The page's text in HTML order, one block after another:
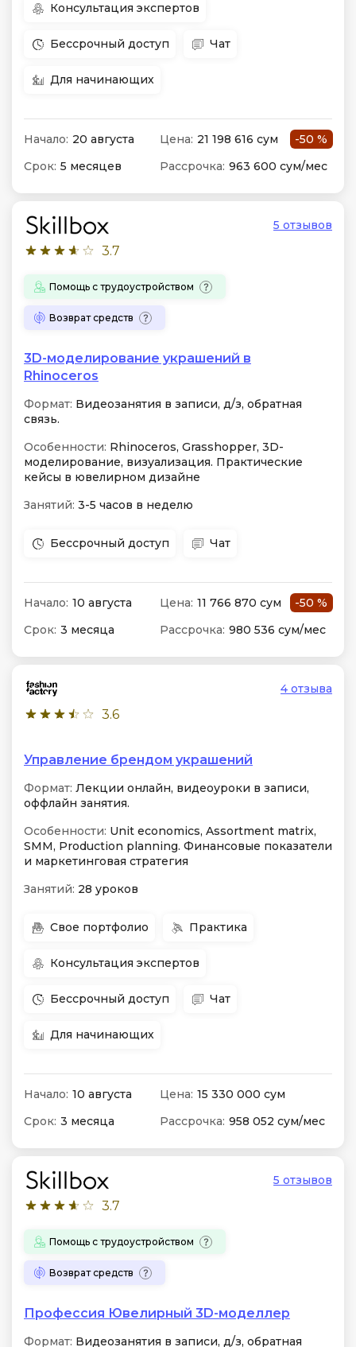
Консультация экспертов
Бессрочный доступ Чат
Для начинающих
Начало: 20 августа Цена: 21 198 616 сум
-50 %
Срок: 5 месяцев Рассрочка: 963 600 сум/мес
3.7
5 отзывов
Помощь с трудоустройством
Возврат средств
3D-моделирование украшений в
Rhinoceros
Формат: Видеозанятия в записи, д/з, обратная
связь.
Особенности: Rhinoceros, Grasshopper, 3D-
моделирование, визуализация. Практические
кейсы в ювелирном дизайне
Занятий: 3-5 часов в неделю
Бессрочный доступ Чат
Начало: 10 августа Цена: 11 766 870 сум
-50 %
Срок: 3 месяца Рассрочка: 980 536 сум/мес
3.6
4 отзыва
Управление брендом украшений
Формат: Лекции онлайн, видеоуроки в записи,
оффлайн занятия.
Особенности: Unit economics, Assortment matrix,
SMM, Production planning. Финансовые показатели
и маркетинговая стратегия
Занятий: 28 уроков
Свое портфолио Практика
Консультация экспертов
Бессрочный доступ Чат
Для начинающих
Начало: 10 августа Цена: 15 330 000 сум
Срок: 3 месяца Рассрочка: 958 052 сум/мес
3.7
5 отзывов
Помощь с трудоустройством
Возврат средств
Профессия Ювелирный 3D-моделлер
Формат: Видеозанятия в записи, д/з, обратная